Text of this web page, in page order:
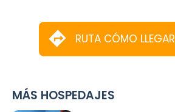
RUTA CÓMO LLEGAR
MÁS HOSPEDAJES